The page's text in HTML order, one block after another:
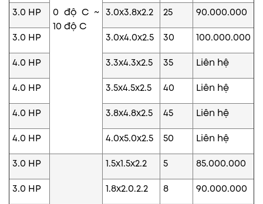
0 độ C ~
10 độ C
3.0 HP 3.0x3.8x2.2 25 90.000.000
3.0 HP 3.0x4.0x2.5 30 100.000.000
4.0 HP 3.3x4.3x2.5 35 Liên hệ
4.0 HP 3.5x4.5x2.5 40 Liên hệ
4.0 HP 3.8x4.8x2.5 45 Liên hệ
4.0 HP 4.0x5.0x2.5 50 Liên hệ
3.0 HP 1.5x1.5x2.2 5 85.000.000
3.0 HP 1.8x2.0.2.2 8 90.000.000